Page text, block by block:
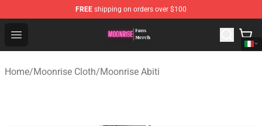
FREE shipping on orders over $100
Open menu
Moonrise Store - Official Moonrise Merchandise Shop
Home/Moonrise Cloth/Moonrise Abiti